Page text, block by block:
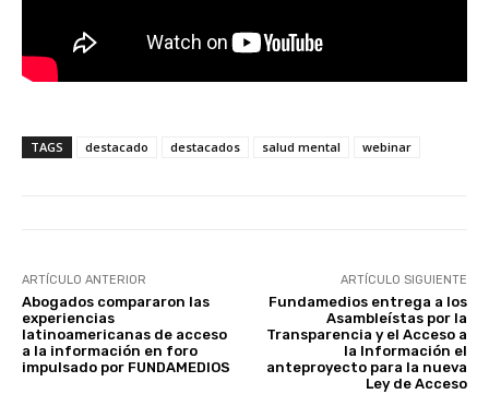
TAGS destacado destacados salud mental webinar
ARTÍCULO ANTERIOR
Abogados compararon las
experiencias
latinoamericanas de acceso
a la información en foro
impulsado por FUNDAMEDIOS
ARTÍCULO SIGUIENTE
Fundamedios entrega a los
Asambleístas por la
Transparencia y el Acceso a
la Información el
anteproyecto para la nueva
Ley de Acceso